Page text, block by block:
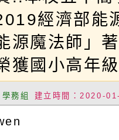
開心
」海報
三十．創
度區域
「視」
應用與實
政府LED
託播影（
桃園區新
度區域
「怪創劇
聲音與故
及再申訴
新聞傳播
務政策溝
創園區5
小小能源
繪畫比賽
級組佳作
經濟部能
源魔法師」
獲國小高年
務組 建立時間：2020-